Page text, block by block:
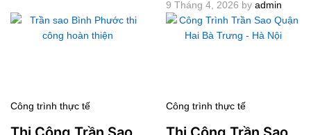
9 Tháng 4, 2026 by admin
Công trình thực tế Công trình thực tế